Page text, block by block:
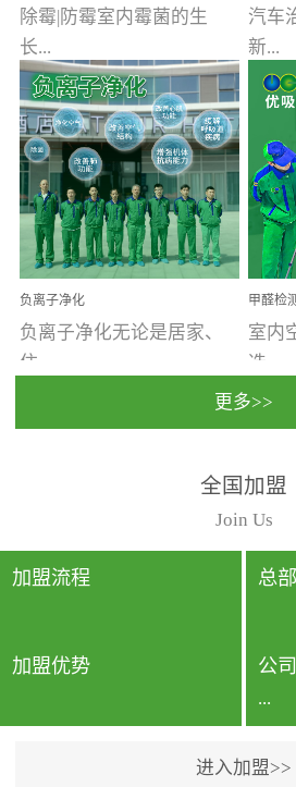
除霉|防霉室内霉菌的生
长...
受温度、湿度、基质养
分、通风四个条件影响，
温暖潮湿、营养物质多、
通风缓慢的空间最易滋生
大量霉菌的...
汽车
新...
装
车的
重。
配件
些都
负离子净化
负离子净化无论是居家、
住...
动，人类长时间停留的室
内空间都有整体消毒的需
要。因为空间内人流携带
的、空气...
甲醛检
室内
选...
行国
法，
测结
检测
更多>>
全国加盟
Join Us
加盟流程 总
加盟优势 公
...
进入加盟>>